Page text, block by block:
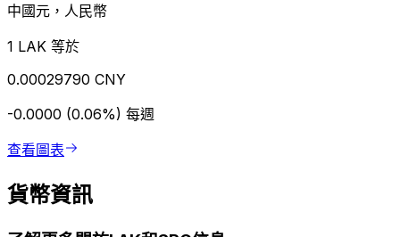
中國元，人民幣
1 LAK 等於
0.00029790 CNY
-0.0000 (0.06%) 每週
查看圖表
貨幣資訊